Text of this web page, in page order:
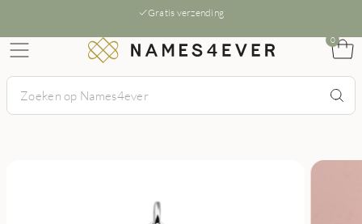
Gratis verzending
0